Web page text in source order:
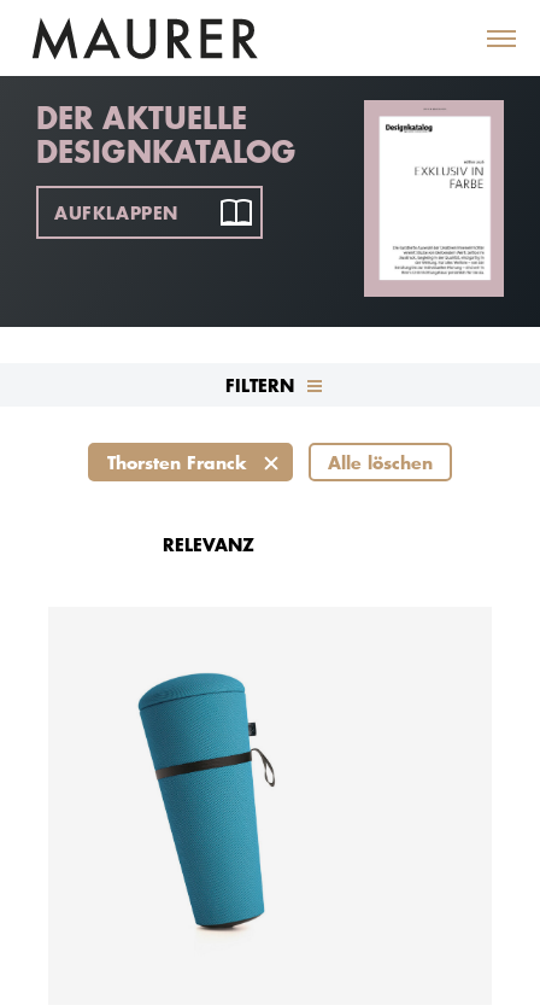
DER AKTUELLE
DESIGNKATALOG
AUFKLAPPEN
FILTERN
Thorsten Franck Alle löschen
RELEVANZ